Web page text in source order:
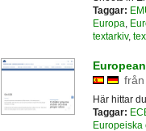
Taggar:
Europa
textarkiv,
Här hittar
Taggar: